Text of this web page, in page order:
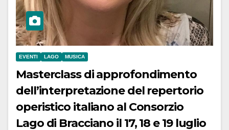
EVENTI LAGO MUSICA
Masterclass di approfondimento
dell’interpretazione del repertorio
operistico italiano al Consorzio
Lago di Bracciano il 17, 18 e 19 luglio